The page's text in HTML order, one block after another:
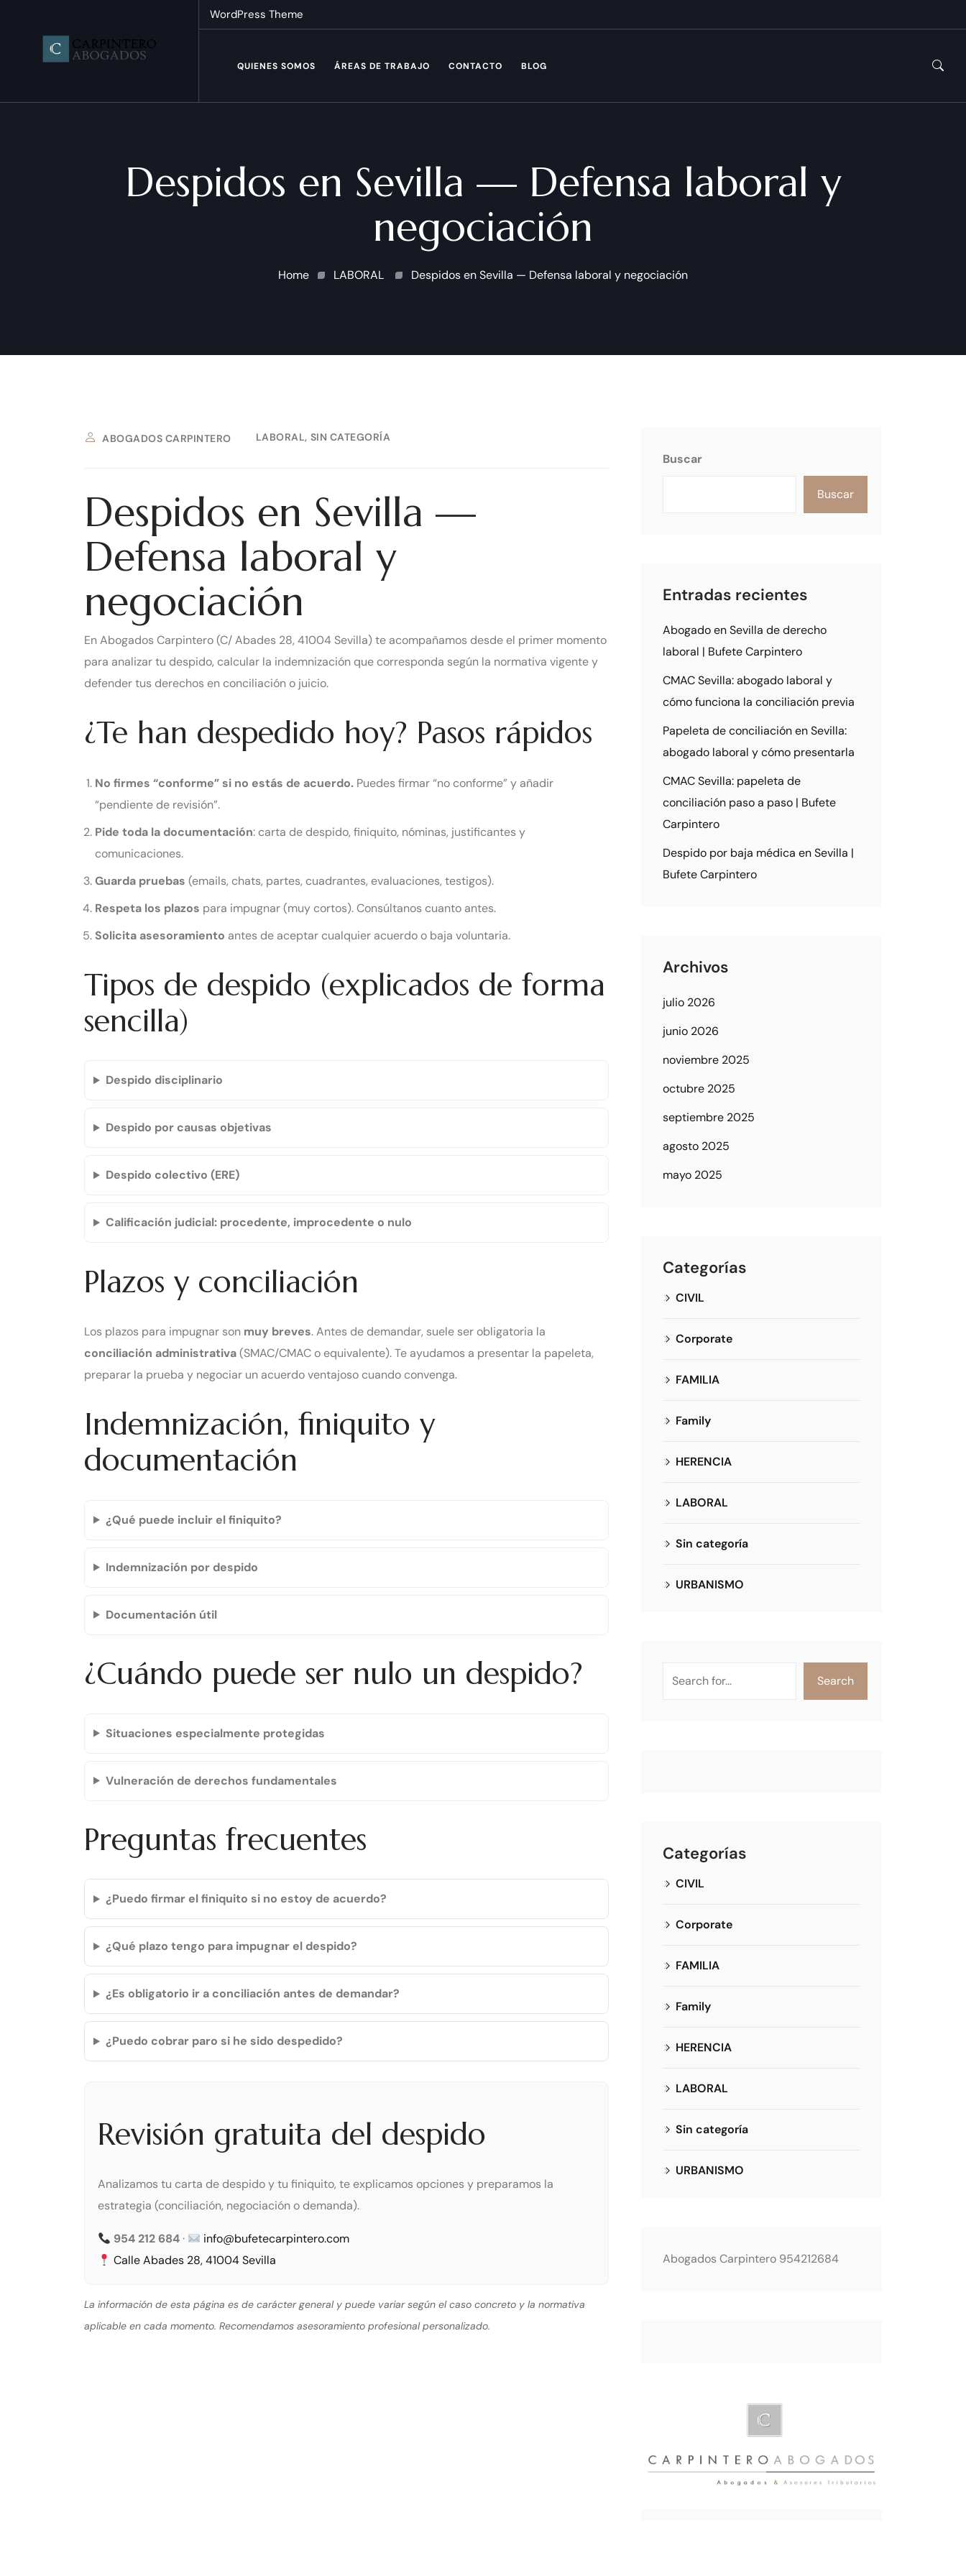
WordPress Theme
QUIENES SOMOS ÁREAS DE TRABAJO CONTACTO BLOG
Despidos en Sevilla — Defensa laboral y
negociación
Home LABORAL Despidos en Sevilla — Defensa laboral y negociación
ABOGADOS CARPINTERO LABORAL SIN CATEGORÍA
Despidos en Sevilla —
Defensa laboral y
negociación
En Abogados Carpintero (C/ Abades 28, 41004 Sevilla) te acompañamos desde el primer momento
para analizar tu despido, calcular la indemnización que corresponda según la normativa vigente y
defender tus derechos en conciliación o juicio.
¿Te han despedido hoy? Pasos rápidos
No firmes “conforme” si no estás de acuerdo. Puedes firmar “no conforme” y añadir
“pendiente de revisión”.
Pide toda la documentación: carta de despido, finiquito, nóminas, justificantes y
comunicaciones.
Guarda pruebas (emails, chats, partes, cuadrantes, evaluaciones, testigos).
Respeta los plazos para impugnar (muy cortos). Consúltanos cuanto antes.
Solicita asesoramiento antes de aceptar cualquier acuerdo o baja voluntaria.
Tipos de despido (explicados de forma
sencilla)
Despido disciplinario
Despido por causas objetivas
Despido colectivo (ERE)
Calificación judicial: procedente, improcedente o nulo
Plazos y conciliación
Los plazos para impugnar son muy breves. Antes de demandar, suele ser obligatoria la
conciliación administrativa(SMAC/CMAC o equivalente). Te ayudamos a presentar la papeleta,
preparar la prueba y negociar un acuerdo ventajoso cuando convenga.
Indemnización, finiquito y
documentación
¿Qué puede incluir el finiquito?
Indemnización por despido
Documentación útil
¿Cuándo puede ser nulo un despido?
Situaciones especialmente protegidas
Vulneración de derechos fundamentales
Preguntas frecuentes
¿Puedo firmar el finiquito si no estoy de acuerdo?
¿Qué plazo tengo para impugnar el despido?
¿Es obligatorio ir a conciliación antes de demandar?
¿Puedo cobrar paro si he sido despedido?
Revisión gratuita del despido
Analizamos tu carta de despido y tu finiquito, te explicamos opciones y preparamos la
estrategia (conciliación, negociación o demanda).
954 212 684·
info@bufetecarpintero.com
Calle Abades 28, 41004 Sevilla
La información de esta página es de carácter general y puede variar según el caso concreto y la normativa
aplicable en cada momento. Recomendamos asesoramiento profesional personalizado.
Buscar
Buscar
Entradas recientes
Abogado en Sevilla de derecho
laboral | Bufete Carpintero
CMAC Sevilla: abogado laboral y
cómo funciona la conciliación previa
Papeleta de conciliación en Sevilla:
abogado laboral y cómo presentarla
CMAC Sevilla: papeleta de
conciliación paso a paso | Bufete
Carpintero
Despido por baja médica en Sevilla |
Bufete Carpintero
Archivos
julio 2026
junio 2026
noviembre 2025
octubre 2025
septiembre 2025
agosto 2025
mayo 2025
Categorías
CIVIL
Corporate
FAMILIA
Family
HERENCIA
LABORAL
Sin categoría
URBANISMO
Search
Categorías
CIVIL
Corporate
FAMILIA
Family
HERENCIA
LABORAL
Sin categoría
URBANISMO
Abogados Carpintero 954212684